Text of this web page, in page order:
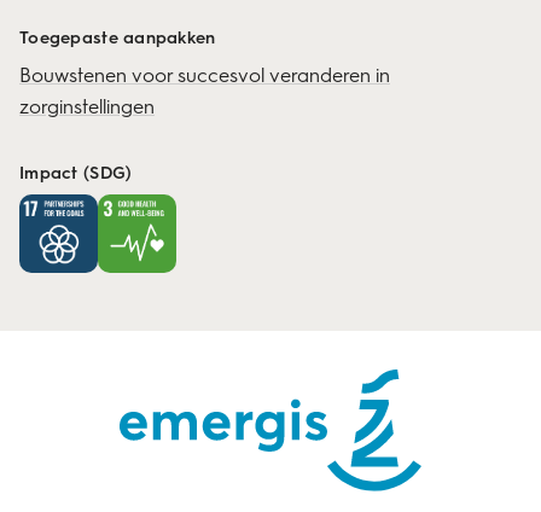
Toegepaste aanpakken
Bouwstenen voor succesvol veranderen in
zorginstellingen
Impact (SDG)